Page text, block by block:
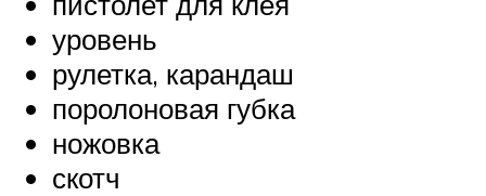
уровень
рулетка, карандаш
поролоновая губка
ножовка
скотч